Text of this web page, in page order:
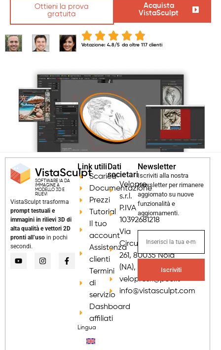
Ottieni la prova
gratuita
Acquista
VistaSculpt
Votazione: 4.8/5 da oltre 117 clienti
VistaSculpt
SOFTWARE IA DA
IMMAGINE A
MODELLO 3D E
RILIEVI
VistaSculpt trasforma
prompt testuali e
immagini in rilievi 3D di
alta qualità e vettori 2D
pronti all’uso in pochi
secondi.
Link utili
Scarica
Documentazione
Prezzi
Tutorial
Il tuo
account
Assistenza
clienti
Termini
di
servizio
Dashboard
affiliati
Lingua
Dati
societari
Velopre
s.r.l.
P.IVA
10392681218
Via
Circumvallazione
261, 80035 Nola
(NA), Italia
velopresrl@pec.it
info@vistasculpt.com
Newsletter
Iscriviti alla nostra
newsletter per rimanere
aggiornato su nuove
funzionalità e
aggiornamenti.
Iscriviti